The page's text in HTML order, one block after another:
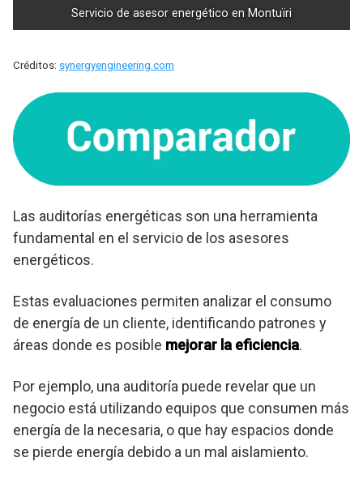
Servicio de asesor energético en Montuïri
Créditos: synergyengineering.com
Las auditorías energéticas son una herramienta
fundamental en el servicio de los asesores
energéticos.
Estas evaluaciones permiten analizar el consumo
de energía de un cliente, identificando patrones y
áreas donde es posible mejorar la eficiencia.
Por ejemplo, una auditoría puede revelar que un
negocio está utilizando equipos que consumen más
energía de la necesaria, o que hay espacios donde
se pierde energía debido a un mal aislamiento.